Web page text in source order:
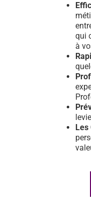
qui
à
Les